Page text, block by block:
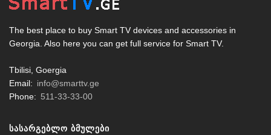
The best place to buy Smart TV devices and accessories in
Georgia. Also here you can get full service for Smart TV.
Tbilisi, Goergia
Email: info@smarttv.ge
Phone: 511-33-33-00
ᲡᲐᲡᲐᲠᲒᲔᲑᲚᲝ ᲑᲛᲣᲚᲔᲑᲘ